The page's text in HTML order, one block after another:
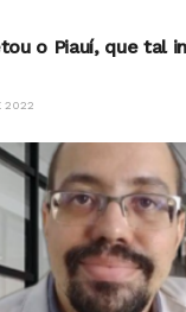
o Piauí, que tal
2022